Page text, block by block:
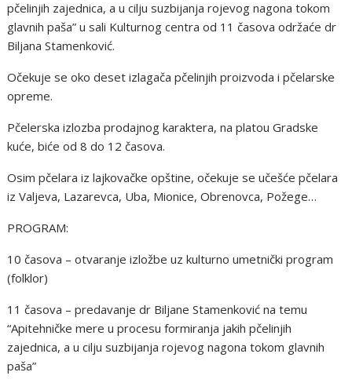
pčelinjih zajednica, a u cilju suzbijanja rojevog nagona tokom
glavnih paša” u sali Kulturnog centra od 11 časova održaće dr
Biljana Stamenković.
Očekuje se oko deset izlagača pčelinjih proizvoda i pčelarske
opreme.
Pčelerska izlozba prodajnog karaktera, na platou Gradske
kuće, biće od 8 do 12 časova.
Osim pčelara iz lajkovačke opštine, očekuje se učešće pčelara
iz Valjeva, Lazarevca, Uba, Mionice, Obrenovca, Požege…
PROGRAM:
10 časova – otvaranje izložbe uz kulturno umetnički program
(folklor)
11 časova – predavanje dr Biljane Stamenković na temu
“Apitehničke mere u procesu formiranja jakih pčelinjih
zajednica, a u cilju suzbijanja rojevog nagona tokom glavnih
paša”